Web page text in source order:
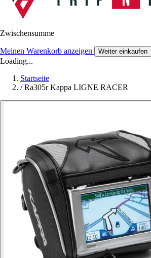
Zwischensumme
Meinen Warenkorb anzeigen Weiter einkaufen
Loading...
Startseite
/ Ra305r Kappa LIGNE RACER